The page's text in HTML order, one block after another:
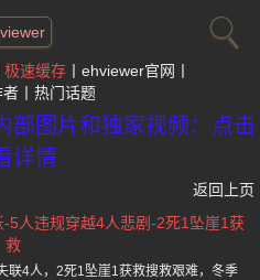
极速缓存
ehviewer官网
者 热门话题
部图片和独家视频：点击
详情
返回上页
5人违规穿越4人悲剧-2死1坠崖1获
救
联4人，2死1坠崖1获救搜救艰难，冬季